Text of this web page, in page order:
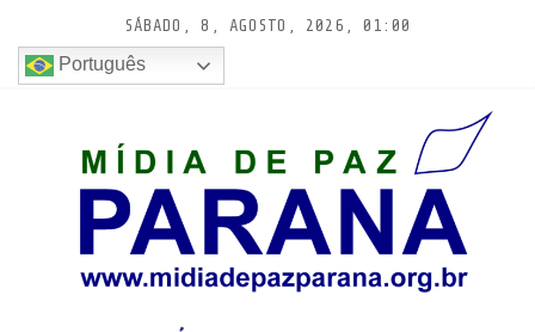
conteúdo
SÁBADO, 8, AGOSTO, 2026, 01:00
Português